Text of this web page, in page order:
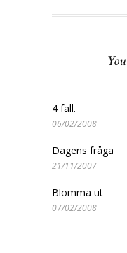
4 fall.
06/02/2008
Dagens fråga
21/11/2007
Blomma ut
07/02/2008